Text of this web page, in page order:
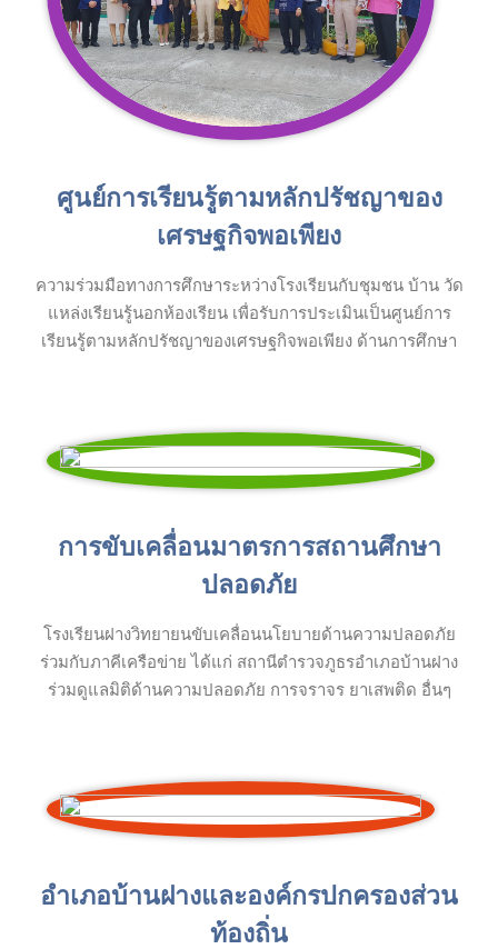
ศูนย์การเรียนรู้ตามหลักปรัชญาของ
เศรษฐกิจพอเพียง
ความร่วมมือทางการศึกษาระหว่างโรงเรียนกับชุมชน บ้าน วัด
แหล่งเรียนรู้นอกห้องเรียน เพื่อรับการประเมินเป็นศูนย์การ
เรียนรู้ตามหลักปรัชญาของเศรษฐกิจพอเพียง ด้านการศึกษา
การขับเคลื่อนมาตรการสถานศึกษา
ปลอดภัย
โรงเรียนฝางวิทยายนขับเคลื่อนนโยบายด้านความปลอดภัย
ร่วมกับภาคีเครือข่าย ได้แก่ สถานีตำรวจภูธรอำเภอบ้านฝาง
ร่วมดูแลมิติด้านความปลอดภัย การจราจร ยาเสพติด อื่นๆ
อำเภอบ้านฝางและองค์กรปกครองส่วน
ท้องถิ่น